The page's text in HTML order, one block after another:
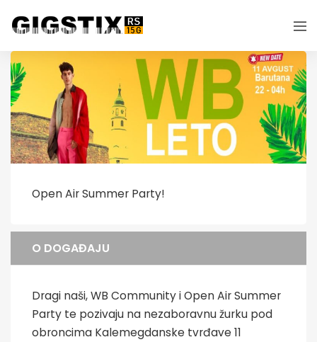
Open Air Summer Party!
O DOGAĐAJU
Dragi naši, WB Community i Open Air Summer
Party te pozivaju na nezaboravnu žurku pod
obroncima Kalemegdanske tvrđave 11